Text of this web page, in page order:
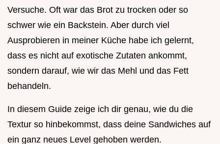
Versuche. Oft war das Brot zu trocken oder so
schwer wie ein Backstein. Aber durch viel
Ausprobieren in meiner Küche habe ich gelernt,
dass es nicht auf exotische Zutaten ankommt,
sondern darauf, wie wir das Mehl und das Fett
behandeln.
In diesem Guide zeige ich dir genau, wie du die
Textur so hinbekommst, dass deine Sandwiches auf
ein ganz neues Level gehoben werden.